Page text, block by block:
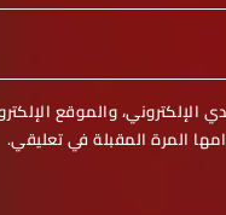
الإلكتروني، والموقع
المرة المقبلة في تعليقي.